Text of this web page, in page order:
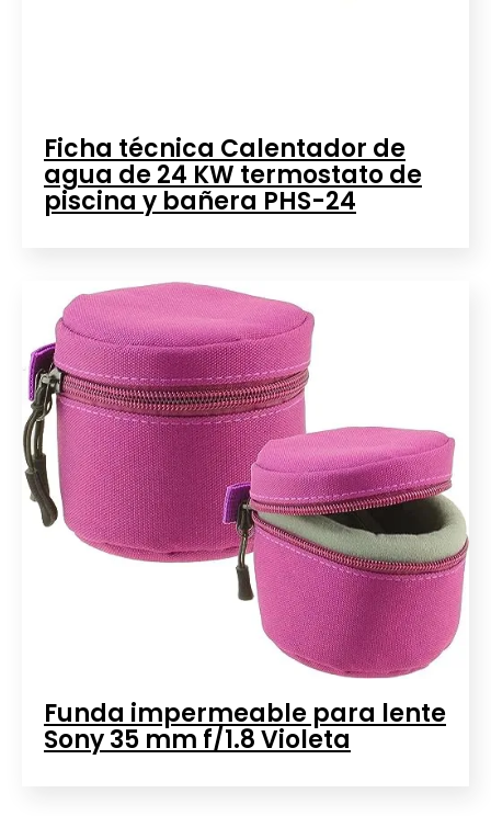
Ficha técnica Calentador de
agua de 24 KW termostato de
piscina y bañera PHS-24
Funda impermeable para lente
Sony 35 mm f/1.8 Violeta